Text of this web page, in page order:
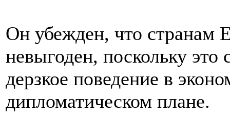
Он убежден, что странам
невыгоден, поскольку
дерзкое поведение в
дипломатическом плане.